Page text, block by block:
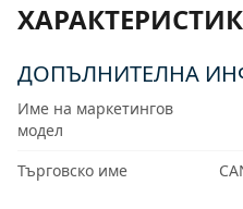
ДОПЪЛНИТЕЛНА
Име на маркетингов
модел
Търговско име